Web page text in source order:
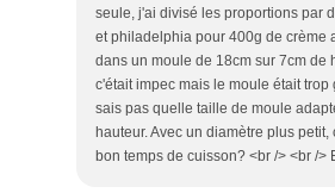
seule, j'ai divisé les proportions par
et philadelphia pour 400g de crème
dans un moule de 18cm sur 7cm de
c'était impec mais le moule était trop
sais pas quelle taille de moule
hauteur. Avec un diamètre plus
bon temps de cuisson? <br /> <br />